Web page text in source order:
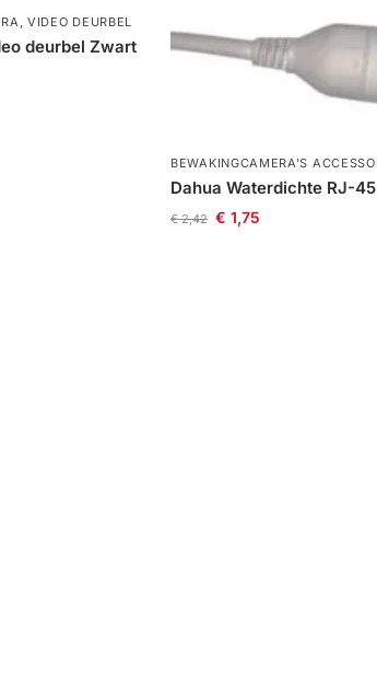
, VIDEO DEURBEL
deurbel Zwart
BEWAKINGCAMERA'S
Dahua Waterdichte RJ-
€2,42 € 1,75